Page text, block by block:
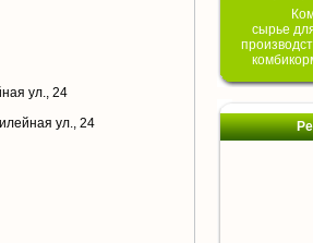
ул., 24
ул., 24
сырье